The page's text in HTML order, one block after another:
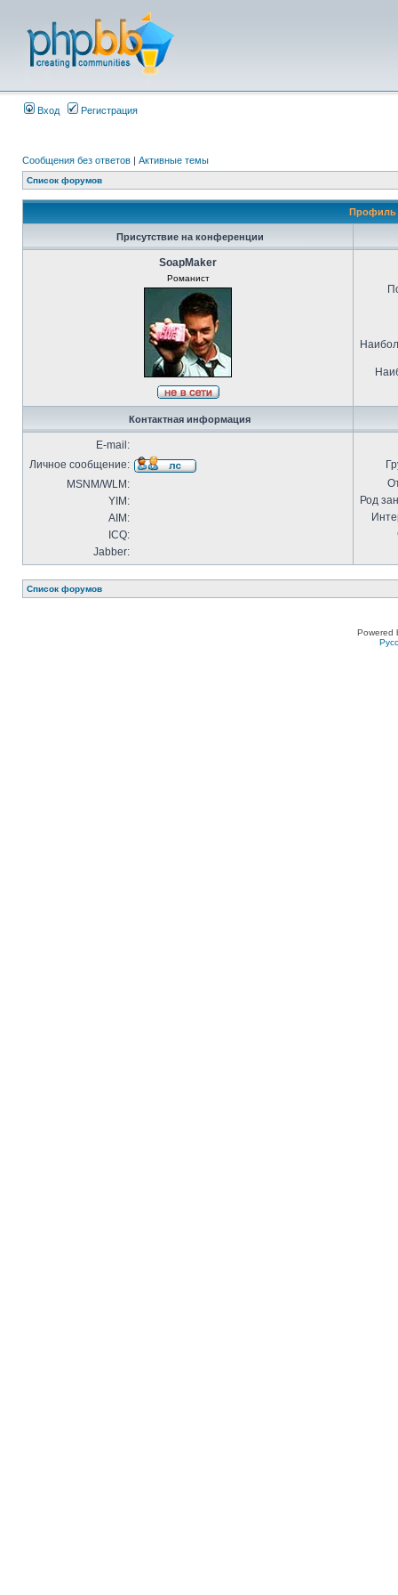
Вход Регистрация
Сообщения без ответов | Активные темы
Список форумов
Профиль
Присутствие на конференции
SoapMaker
Романист
Контактная информация
E-mail:
Личное сообщение:
MSNM/WLM:
YIM:
AIM:
ICQ:
Jabber:
Род
Список форумов
Powered